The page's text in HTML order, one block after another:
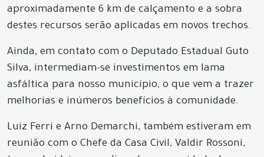
aproximadamente 6 km de calçamento e a sobra
destes recursos serão aplicadas em novos trechos.
Ainda, em contato com o Deputado Estadual Guto
Silva, intermediam-se investimentos em lama
asfáltica para nosso município, o que vem a trazer
melhorias e inúmeros benefícios à comunidade.
Luiz Ferri e Arno Demarchi, também estiveram em
reunião com o Chefe da Casa Civil, Valdir Rossoni,